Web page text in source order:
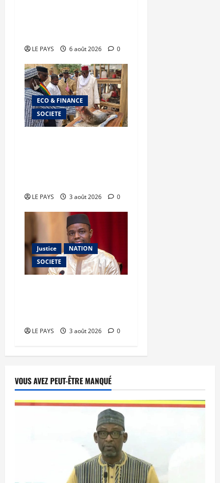
LE PAYS 6 août 2026 0
ECO & FINANCE
SOCIETE
LE PAYS 3 août 2026 0
Justice
NATION
SOCIETE
LE PAYS 3 août 2026 0
VOUS AVEZ PEUT-ÊTRE MANQUÉ